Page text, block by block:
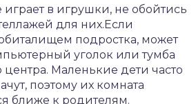
в игрушки, не обойтись
для них.Если
подростка, может
уголок или тумба
Маленькие дети часто
поэтому их комната
ближе к родителям.